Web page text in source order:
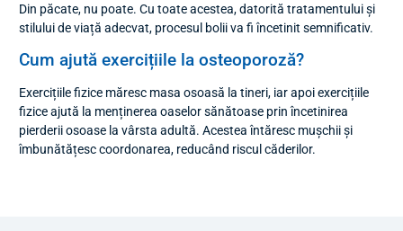
Din păcate, nu poate. Cu toate acestea, datorită tratamentului și
stilului de viață adecvat, procesul bolii va fi încetinit semnificativ.
Cum ajută exercițiile la osteoporoză?
Exercițiile fizice măresc masa osoasă la tineri, iar apoi exercițiile
fizice ajută la menținerea oaselor sănătoase prin încetinirea
pierderii osoase la vârsta adultă. Acestea întăresc mușchii și
îmbunătățesc coordonarea, reducând riscul căderilor.